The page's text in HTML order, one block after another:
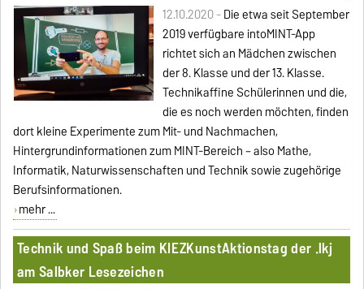
12.10.2020 -Die etwa seit September
2019 verfügbare intoMINT-App
richtet sich an Mädchen zwischen
der 8. Klasse und der 13. Klasse.
Technikaffine Schülerinnen und die,
die es noch werden möchten, finden
dort kleine Experimente zum Mit- und Nachmachen,
Hintergrundinformationen zum MINT-Bereich – also Mathe,
Informatik, Naturwissenschaften und Technik sowie zugehörige
Berufsinformationen.
mehr ...
Technik und Spaß beim KIEZKunstAktionstag der .lkj
am Salbker Lesezeichen